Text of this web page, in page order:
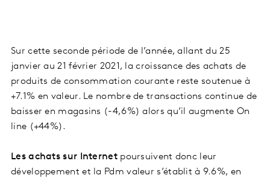
Sur cette seconde période de l’année, allant du 25
janvier au 21 février 2021, la croissance des achats de
produits de consommation courante reste soutenue à
+7.1% en valeur. Le nombre de transactions continue de
baisser en magasins (-4,6%) alors qu’il augmente On
line (+44%).
Les achats sur Internetpoursuivent donc leur
développement et la Pdm valeur s’établit à 9.6%, en